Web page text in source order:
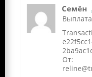
Семён
От: